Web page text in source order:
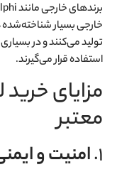
خارجی بسیار شناخته‌شده
تولید می‌کنند و در
استفاده قرار می‌گیرند.
مزایای
معتبر
1. امنیت و